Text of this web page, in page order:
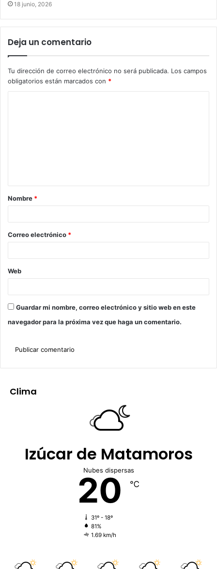
18 junio, 2026
Deja un comentario
Tu dirección de correo electrónico no será publicada. Los campos
obligatorios están marcados con *
Nombre *
Correo electrónico *
Web
Guardar mi nombre, correo electrónico y sitio web en este
navegador para la próxima vez que haga un comentario.
Clima
Izúcar de Matamoros
Nubes dispersas
20 ℃
31º - 18º
81%
1.69 km/h